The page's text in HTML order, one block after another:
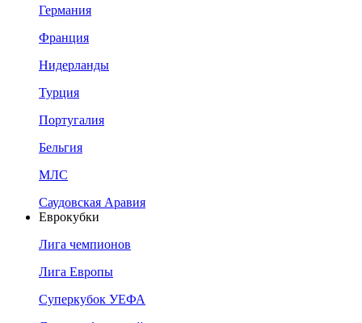
Германия
Франция
Нидерланды
Турция
Португалия
Бельгия
МЛС
Саудовская Аравия
Еврокубки
Лига чемпионов
Лига Европы
Суперкубок УЕФА